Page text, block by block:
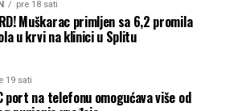
pre 18 sati
Muškarac primljen sa 6,2 promila
u krvi na klinici u Splitu
19 sati
port na telefonu omogućava više od